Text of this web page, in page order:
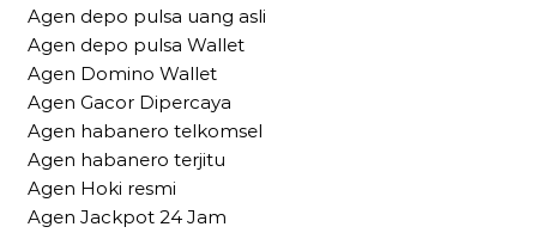
Agen depo pulsa uang asli
Agen depo pulsa Wallet
Agen Domino Wallet
Agen Gacor Dipercaya
Agen habanero telkomsel
Agen habanero terjitu
Agen Hoki resmi
Agen Jackpot 24 Jam